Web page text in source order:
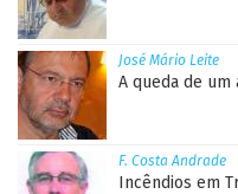
José Mário Leite
A queda de um
F. Costa Andrade
Incêndios em